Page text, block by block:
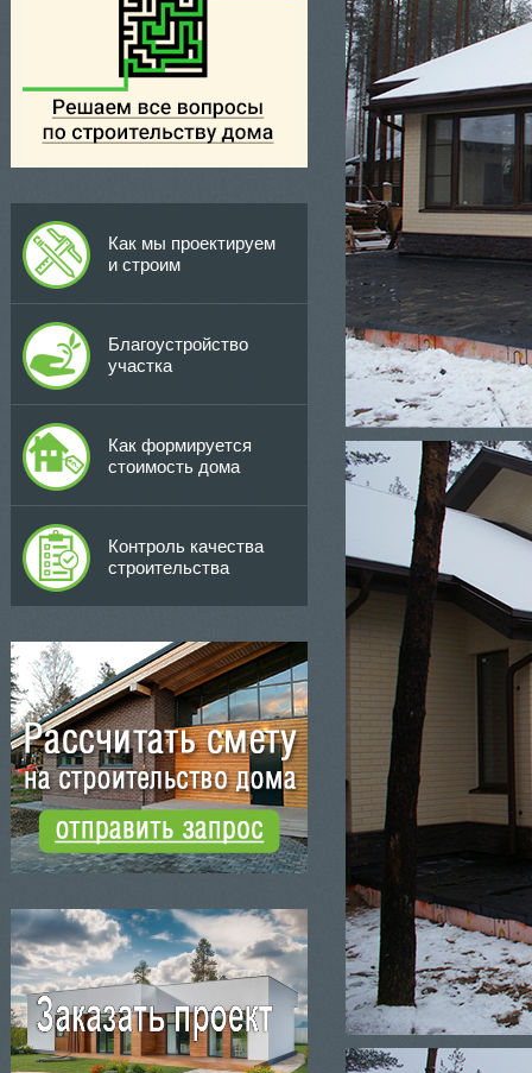
Как мы проектируем
и строим
Благоустройство
участка
Как формируется
стоимость дома
Контроль качества
строительства